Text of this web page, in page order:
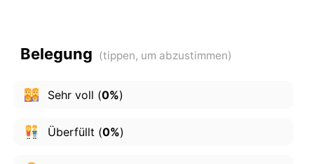
Belegung
Sehr voll (0%)
Überfüllt (0%)